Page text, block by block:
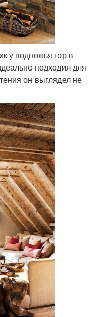
у подножья гор в
подходил для
он выглядел не